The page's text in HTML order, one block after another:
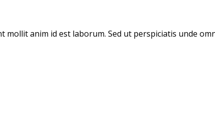
anim id est laborum. Sed ut perspiciatis unde